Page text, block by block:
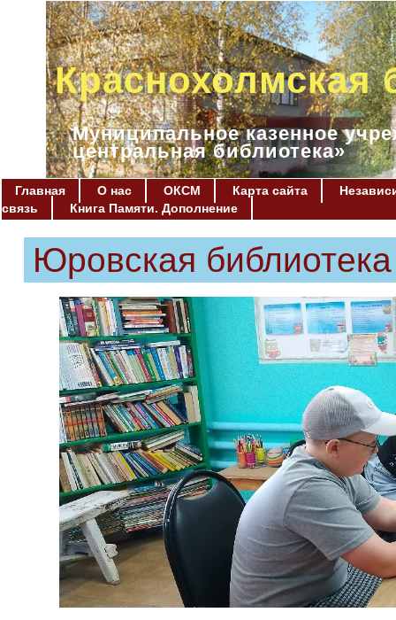
Краснохолмская
Муниципальное казенное
центральная библиотека»
Главная О нас ОКСМ Карта сайта
связь
Книга Памяти. Дополнение
Юровская библиотека